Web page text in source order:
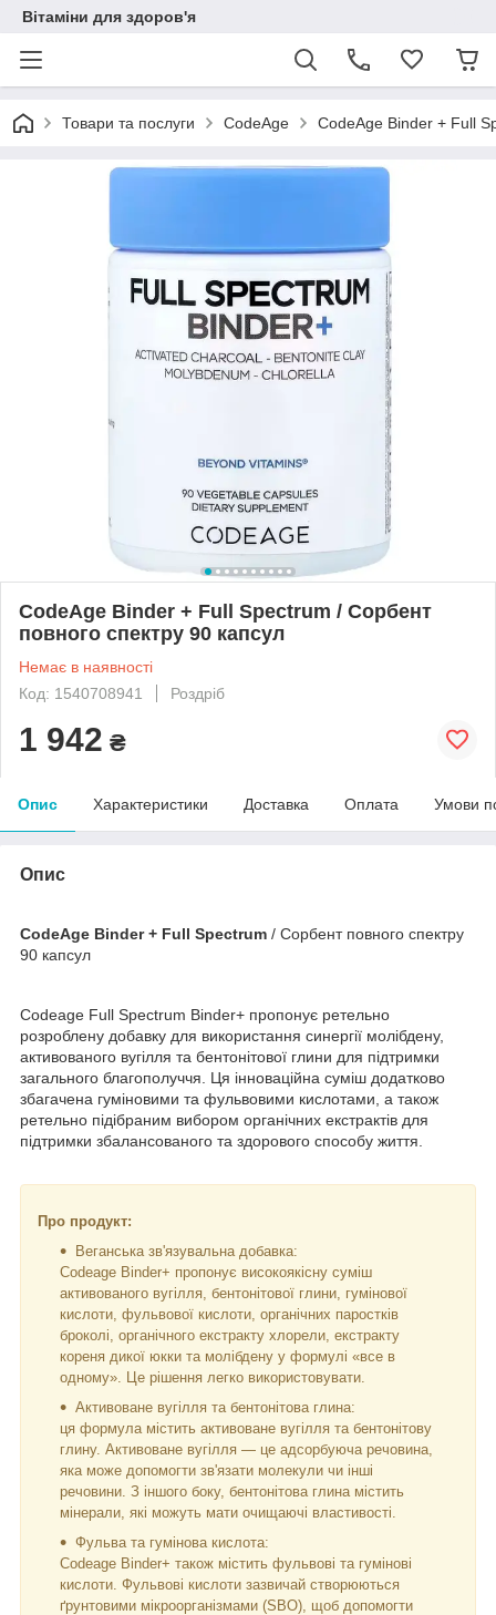
Вітаміни для здоров'я
Товари та послуги CodeAge CodeAge Binder + Full
CodeAge Binder + Full Spectrum / Сорбент
повного спектру 90 капсул
Немає в наявності
Код: 1540708941
Роздріб
1 942 ₴
Опис Характеристики Доставка Оплата Умови
Опис
CodeAge Binder + Full Spectrum / Сорбент повного спектру
90 капсул
Codeage Full Spectrum Binder+ пропонує ретельно
розроблену добавку для використання синергії молібдену,
активованого вугілля та бентонітової глини для підтримки
загального благополуччя. Ця інноваційна суміш додатково
збагачена гуміновими та фульвовими кислотами, а також
ретельно підібраним вибором органічних екстрактів для
підтримки збалансованого та здорового способу життя.
Про продукт:
Веганська зв'язувальна добавка:
Codeage Binder+ пропонує високоякісну суміш
активованого вугілля, бентонітової глини, гумінової
кислоти, фульвової кислоти, органічних паростків
броколі, органічного екстракту хлорели, екстракту
кореня дикої юкки та молібдену у формулі «все в
одному». Це рішення легко використовувати.
Активоване вугілля та бентонітова глина:
ця формула містить активоване вугілля та бентонітову
глину. Активоване вугілля — це адсорбуюча речовина,
яка може допомогти зв'язати молекули чи інші
речовини. З іншого боку, бентонітова глина містить
мінерали, які можуть мати очищаючі властивості.
Фульва та гумінова кислота:
Codeage Binder+ також містить фульвові та гумінові
кислоти. Фульвові кислоти зазвичай створюються
ґрунтовими мікроорганізмами (SBO), щоб допомогти